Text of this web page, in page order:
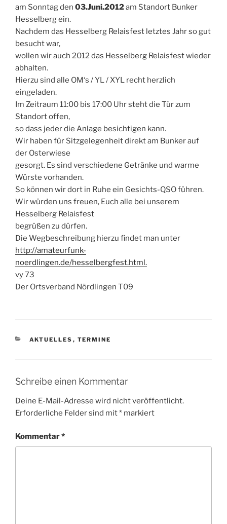
am Sonntag den 03.Juni.2012am Standort Bunker
Hesselberg ein.
Nachdem das Hesselberg Relaisfest letztes Jahr so gut
besucht war,
wollen wir auch 2012 das Hesselberg Relaisfest wieder
abhalten.
Hierzu sind alle OM‘s / YL / XYL recht herzlich
eingeladen.
Im Zeitraum 11:00 bis 17:00 Uhr steht die Tür zum
Standort offen,
so dass jeder die Anlage besichtigen kann.
Wir haben für Sitzgelegenheit direkt am Bunker auf
der Osterwiese
gesorgt. Es sind verschiedene Getränke und warme
Würste vorhanden.
So können wir dort in Ruhe ein Gesichts-QSO führen.
Wir würden uns freuen, Euch alle bei unserem
Hesselberg Relaisfest
begrüßen zu dürfen.
Die Wegbeschreibung hierzu findet man unter
http://amateurfunk-
noerdlingen.de/hesselbergfest.html.
vy 73
Der Ortsverband Nördlingen T09
KATEGORIEN
AKTUELLES , TERMINE
Schreibe einen Kommentar
Deine E-Mail-Adresse wird nicht veröffentlicht.
Erforderliche Felder sind mit* markiert
Kommentar*